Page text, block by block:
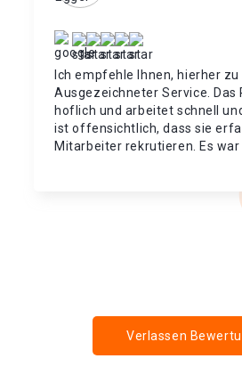
Ich empfehle Ihnen, hierher
Ausgezeichneter Service. Das
hoflich und arbeitet schnell
ist offensichtlich, dass sie
Mitarbeiter rekrutieren. Es war
Allgemeinen waren wir
Verlassen